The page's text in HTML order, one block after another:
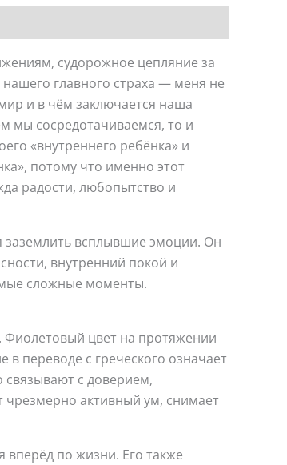
судорожное цепляние за
главного страха — меня не
и в чём заключается наша
мы сосредотачиваемся, то и
«внутреннего ребёнка» и
потому что именно этот
радости, любопытство и
всплывшие эмоции. Он
внутренний покой и
сложные моменты.
Фиолетовый цвет на протяжении
переводе с греческого означает
связывают с доверием,
активный ум, снимает
по жизни. Его также